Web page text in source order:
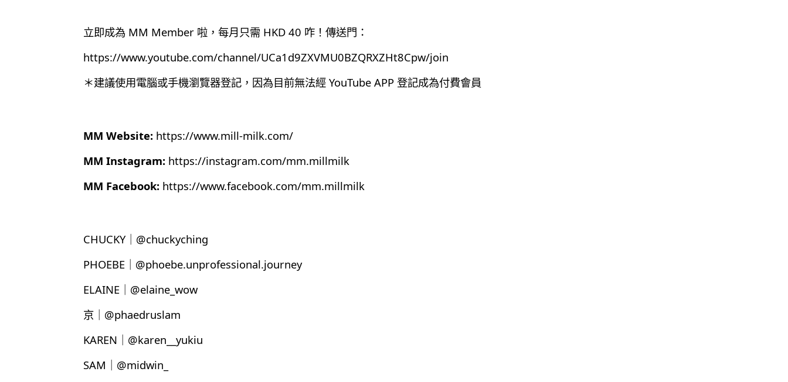
立即成為 MM Member 啦，每月只需 HKD 40 咋！傳送門：
https://www.youtube.com/channel/UCa1d9ZXVMU0BZQRXZHt8Cpw/join
＊建議使用電腦或手機瀏覽器登記，因為目前無法經 YouTube APP 登記成為付費會員
MM Website: https://www.mill-milk.com/
MM Instagram: https://instagram.com/mm.millmilk
MM Facebook: https://www.facebook.com/mm.millmilk
CHUCKY｜@chuckyching
PHOEBE｜@phoebe.unprofessional.journey
ELAINE｜@elaine_wow
京｜@phaedruslam
KAREN｜@karen__yukiu
SAM｜@midwin_